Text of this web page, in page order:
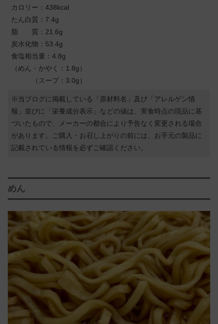
カロリー：438kcal
たん白質：7.4g
脂 質：21.6g
炭水化物：53.4g
食塩相当量：4.8g
（めん・かやく：1.8g）
（スープ：3.0g）
※当ブログに掲載している「原材料名」及び「アレルゲン情
報」並びに「栄養成分表示」などの値は、実食時点の現品に基
づいたもので、メーカーの都合により予告なく変更される場合
があります。ご購入・お召し上がりの前には、お手元の製品に
記載されている情報を必ずご確認ください。
めん